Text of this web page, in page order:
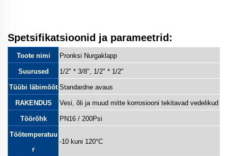
Spetsifikatsioonid ja parameetrid:
Toote nimi Pronksi Nurgaklapp
Suurused 1/2" * 3/8", 1/2" * 1/2"
Tüübi läbimõõt Standardne avaus
RAKENDUS Vesi, õli ja muud mitte korrosiooni tekitavad vedelikud
Töörõhk PN16 / 200Psi
Töötemperatuu
r
-10 kuni 120°C